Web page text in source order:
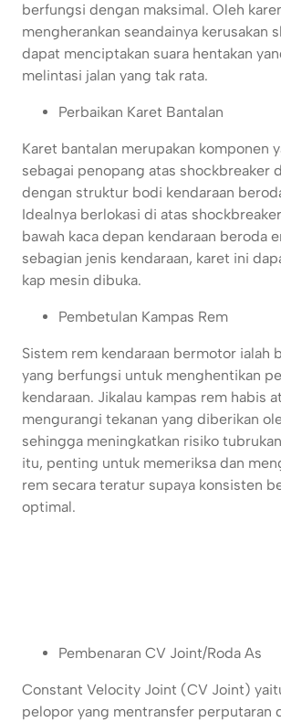
berfungsi dengan maksimal. Oleh
mengherankan seandainya kerusakan
dapat menciptakan suara hentakan
melintasi jalan yang tak rata.
Perbaikan Karet Bantalan
Karet bantalan merupakan komponen
sebagai penopang atas shockbreaker
dengan struktur bodi kendaraan
Idealnya berlokasi di atas
bawah kaca depan kendaraan beroda
sebagian jenis kendaraan, karet ini
kap mesin dibuka.
Pembetulan Kampas Rem
Sistem rem kendaraan bermotor ialah
yang berfungsi untuk menghentikan
kendaraan. Jikalau kampas rem habis
mengurangi tekanan yang diberikan
sehingga meningkatkan risiko
itu, penting untuk memeriksa dan
rem secara teratur supaya konsisten
optimal.
Pembenaran CV Joint/Roda As
Constant Velocity Joint (CV Joint)
pelopor yang mentransfer perputaran